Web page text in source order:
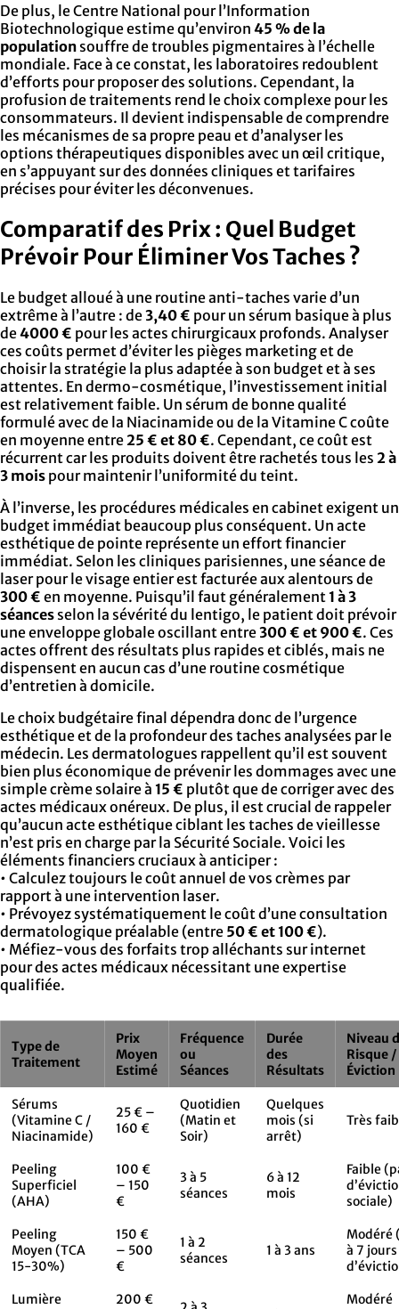
De plus, le Centre National pour l’Information
Biotechnologique estime qu’environ 45 % de la
population souffre de troubles pigmentaires à l’échelle
mondiale. Face à ce constat, les laboratoires redoublent
d’efforts pour proposer des solutions. Cependant, la
profusion de traitements rend le choix complexe pour les
consommateurs. Il devient indispensable de comprendre
les mécanismes de sa propre peau et d’analyser les
options thérapeutiques disponibles avec un œil critique,
en s’appuyant sur des données cliniques et tarifaires
précises pour éviter les déconvenues.
Comparatif des Prix : Quel Budget
Prévoir Pour Éliminer Vos Taches ?
Le budget alloué à une routine anti-taches varie d’un
extrême à l’autre : de3,40 € pour un sérum basique à plus
de4000 € pour les actes chirurgicaux profonds. Analyser
ces coûts permet d’éviter les pièges marketing et de
choisir la stratégie la plus adaptée à son budget et à ses
attentes. En dermo-cosmétique, l’investissement initial
est relativement faible. Un sérum de bonne qualité
formulé avec de la Niacinamide ou de la Vitamine C coûte
en moyenne entre 25 € et 80 €. Cependant, ce coût est
récurrent car les produits doivent être rachetés tous les 2 à
3 mois pour maintenir l’uniformité du teint.
À l’inverse, les procédures médicales en cabinet exigent un
budget immédiat beaucoup plus conséquent. Un acte
esthétique de pointe représente un effort financier
immédiat. Selon les cliniques parisiennes, une séance de
laser pour le visage entier est facturée aux alentours de
300 € en moyenne. Puisqu’il faut généralement 1 à 3
séances selon la sévérité du lentigo, le patient doit prévoir
une enveloppe globale oscillant entre300 € et 900 €. Ces
actes offrent des résultats plus rapides et ciblés, mais ne
dispensent en aucun cas d’une routine cosmétique
d’entretien à domicile.
Le choix budgétaire final dépendra donc de l’urgence
esthétique et de la profondeur des taches analysées par le
médecin. Les dermatologues rappellent qu’il est souvent
bien plus économique de prévenir les dommages avec une
simple crème solaire à 15 € plutôt que de corriger avec des
actes médicaux onéreux. De plus, il est crucial de rappeler
qu’aucun acte esthétique ciblant les taches de vieillesse
n’est pris en charge par la Sécurité Sociale. Voici les
éléments financiers cruciaux à anticiper :
• Calculez toujours le coût annuel de vos crèmes par
rapport à une intervention laser.
• Prévoyez systématiquement le coût d’une consultation
dermatologique préalable (entre 50 € et 100 €).
• Méfiez-vous des forfaits trop alléchants sur internet
pour des actes médicaux nécessitant une expertise
qualifiée.
Type de
Traitement
Prix
Moyen
Estimé
Fréquence
ou
Séances
Durée
des
Résultats
Niveau
Risque /
Éviction
Sérums
(Vitamine C /
Niacinamide)
25 € –
160 €
Quotidien
(Matin et
Soir)
Quelques
mois (si
arrêt)
Très
Peeling
Superficiel
(AHA)
100 €
– 150
€
3 à 5
séances
6 à 12
mois
Faible
sociale)
Peeling
Moyen (TCA
15-30%)
150 €
– 500
€
1 à 2
séances
1 à 3 ans
Modéré
à 7 jours
Lumière
200 €
Modéré